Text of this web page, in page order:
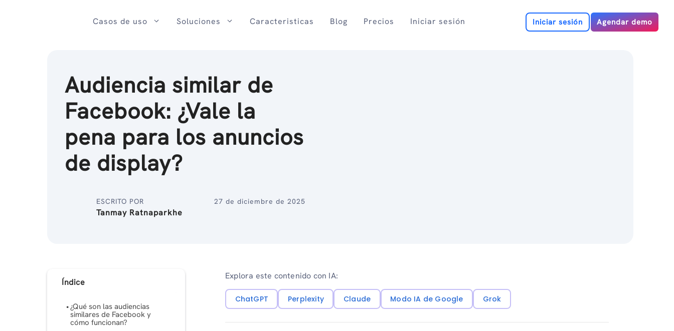
Casos de uso Soluciones Caracteristicas Blog Precios Iniciar sesión Iniciar sesión Agendar demo
Audiencia similar de
Facebook: ¿Vale la
pena para los anuncios
de display?
ESCRITO POR
Tanmay Ratnaparkhe
27 de diciembre de 2025
Índice
¿Qué son las audiencias
similares de Facebook y
cómo funcionan?
Explora este contenido con IA:
ChatGPT Perplexity Claude Modo IA de Google Grok